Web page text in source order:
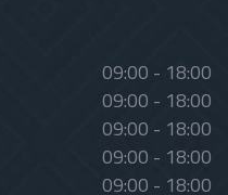
09:00 - 18:00
09:00 - 18:00
09:00 - 18:00
09:00 - 18:00
09:00 - 18:00